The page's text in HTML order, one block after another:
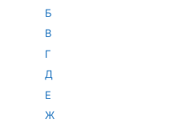
Б
В
Г
Д
Е
Ж